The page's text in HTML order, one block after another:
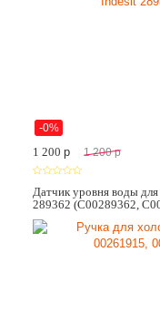
-0%
1 200p 1 200 p
Датчик уровня воды
289362 (C00289362,